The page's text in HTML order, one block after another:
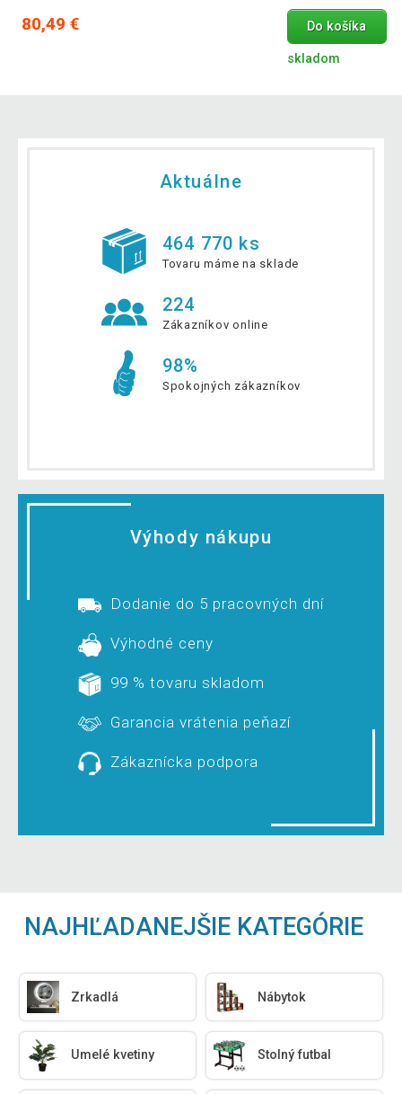
80,49 € Do košíka
skladom
Aktuálne
464 770 ks
Tovaru máme na sklade
224
Zákazníkov online
98%
Spokojných zákazníkov
Výhody nákupu
Dodanie do 5 pracovných dní
Výhodné ceny
99 % tovaru skladom
Garancia vrátenia peňazí
Zákaznícka podpora
NAJHĽADANEJŠIE KATEGÓRIE
Zrkadlá Nábytok
Umelé kvetiny Stolný futbal